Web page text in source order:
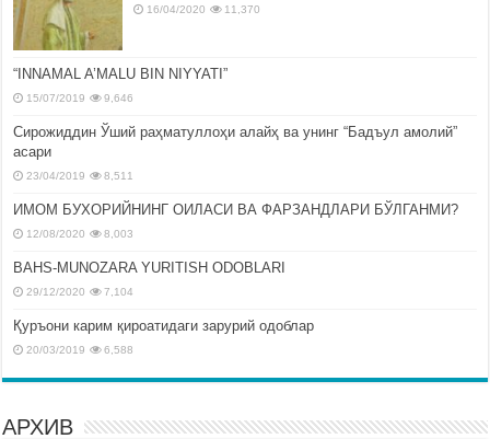
16/04/2020 11,370
“INNAMAL A’MALU BIN NIYYATI”
15/07/2019 9,646
Сирожиддин Ўший раҳматуллоҳи алайҳ ва унинг “Бадъул амолий”
асари
23/04/2019 8,511
ИМОМ БУХОРИЙНИНГ ОИЛАСИ ВА ФАРЗАНДЛАРИ БЎЛГАНМИ?
12/08/2020 8,003
BAHS-MUNOZARA YURITISH ODOBLARI
29/12/2020 7,104
Қуръони карим қироатидаги зарурий одоблар
20/03/2019 6,588
АРХИВ